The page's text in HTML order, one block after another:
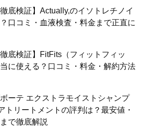
徹底検証】Actually,のイソトレチノイ
口コミ・血液検査・料金まで正直に
徹底検証】FitFits（フィットフィッ
に使える？口コミ・料金・解約方法
ーテ エクストラモイストシャンプ
トリートメントの評判は？最安値・
で徹底解説